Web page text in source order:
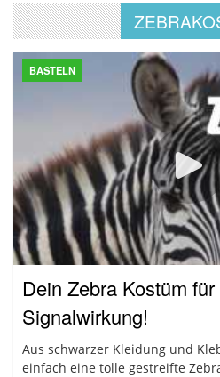
BASTELN
Dein Zebra Kostüm
Signalwirkung!
Aus schwarzer Kleidung und
einfach eine tolle gestreifte